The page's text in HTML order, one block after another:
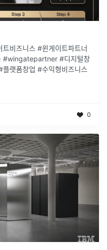
비즈니스 #윈게이트파트너
#wingatepartner #디지털창
랫폼창업 #수익형비즈니스
0